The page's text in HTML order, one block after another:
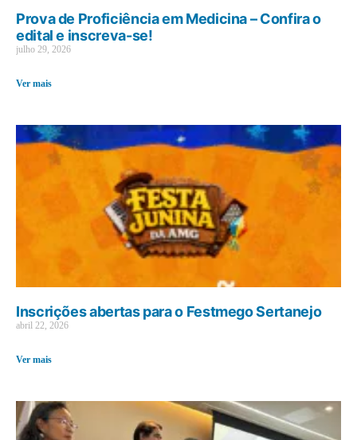
Prova de Proficiência em Medicina – Confira o
edital e inscreva-se!
julho 29, 2026
Ver mais
Inscrições abertas para o Festmego Sertanejo
abril 22, 2026
Ver mais